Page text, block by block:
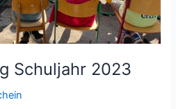
Schuljahr 2023